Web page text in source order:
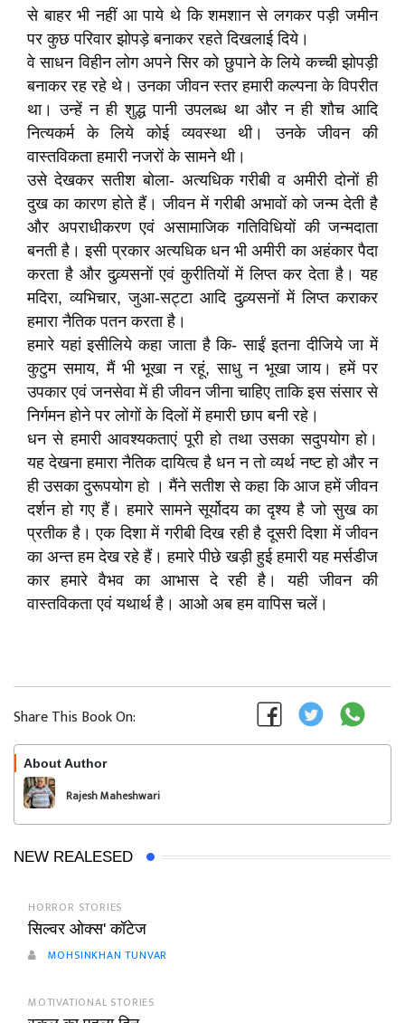
से बाहर भी नहीं आ पाये थे कि शमशान से लगकर पड़ी जमीन
पर कुछ परिवार झोपड़े बनाकर रहते दिखलाई दिये।
वे साधन विहीन लोग अपने सिर को छुपाने के लिये कच्ची झोपड़ी
बनाकर रह रहे थे। उनका जीवन स्तर हमारी कल्पना के विपरीत
था। उन्हें न ही शुद्ध पानी उपलब्ध था और न ही शौच आदि
नित्यकर्म के लिये कोई व्यवस्था थी। उनके जीवन की
वास्तविकता हमारी नजरों के सामने थी।
उसे देखकर सतीश बोला- अत्यधिक गरीबी व अमीरी दोनों ही
दुख का कारण होते हैं। जीवन में गरीबी अभावों को जन्म देती है
और अपराधीकरण एवं असामाजिक गतिविधियों की जन्मदाता
बनती है। इसी प्रकार अत्यधिक धन भी अमीरी का अहंकार पैदा
करता है और दुव्र्यसनों एवं कुरीतियों में लिप्त कर देता है। यह
मदिरा, व्यभिचार, जुआ-सट्टा आदि दुव्र्यसनों में लिप्त कराकर
हमारा नैतिक पतन करता है।
हमारे यहां इसीलिये कहा जाता है कि- साईं इतना दीजिये जा में
कुटुम समाय, मैं भी भूखा न रहूं, साधु न भूखा जाय। हमें पर
उपकार एवं जनसेवा में ही जीवन जीना चाहिए ताकि इस संसार से
निर्गमन होने पर लोगों के दिलों में हमारी छाप बनी रहे।
धन से हमारी आवश्यकताएं पूरी हो तथा उसका सदुपयोग हो।
यह देखना हमारा नैतिक दायित्व है धन न तो व्यर्थ नष्ट हो और न
ही उसका दुरूपयोग हो । मैंने सतीश से कहा कि आज हमें जीवन
दर्शन हो गए हैं। हमारे सामने सूर्योदय का दृश्य है जो सुख का
प्रतीक है। एक दिशा में गरीबी दिख रही है दूसरी दिशा में जीवन
का अन्त हम देख रहे हैं। हमारे पीछे खड़ी हुई हमारी यह मर्सडीज
कार हमारे वैभव का आभास दे रही है। यही जीवन की
वास्तविकता एवं यथार्थ है। आओ अब हम वापिस चलें।
Share This Book On:
About Author
Rajesh Maheshwari
NEW REALESED
HORROR STORIES
सिल्वर ओक्स' कॉटेज
MOHSINKHAN TUNVAR
MOTIVATIONAL STORIES